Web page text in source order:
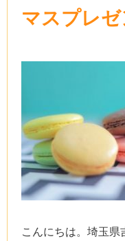
マスプレゼ
こんにちは。埼玉